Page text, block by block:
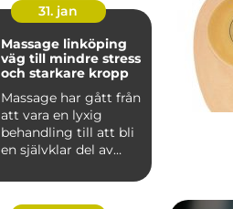
31. jan
Massage linköping
väg till mindre stress
och starkare kropp
Massage har gått från
att vara en lyxig
behandling till att bli
en självklar del av